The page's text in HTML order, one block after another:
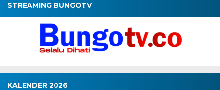
STREAMING BUNGOTV
KALENDER 2026